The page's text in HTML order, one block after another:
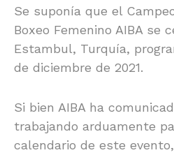
Se suponía que el
Boxeo Femenino AIBA se
Estambul, Turquía,
de diciembre de 2021.
Si bien AIBA ha
trabajando arduamente
calendario de este